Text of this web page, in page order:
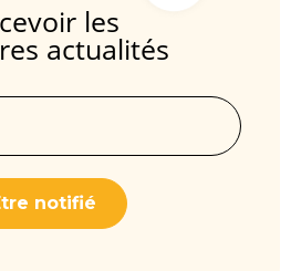
les
actualités